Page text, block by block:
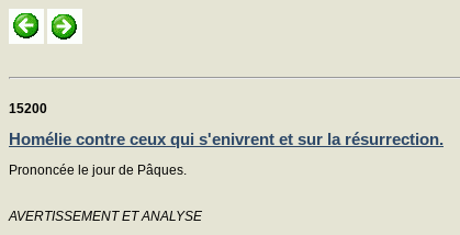
15200
Homélie contre ceux qui s'enivrent et sur la résurrection.
Prononcée le jour de Pâques.
AVERTISSEMENT ET ANALYSE